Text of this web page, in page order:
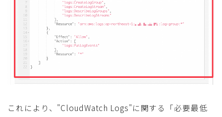
これにより、"CloudWatch Logs"に関する「必要最低